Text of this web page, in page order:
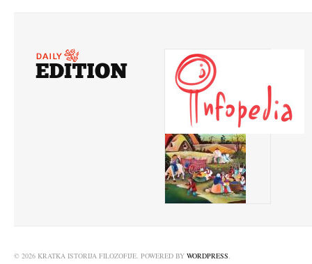
© 2026 KRATKA ISTORIJA FILOZOFIJE. POWERED BY WORDPRESS